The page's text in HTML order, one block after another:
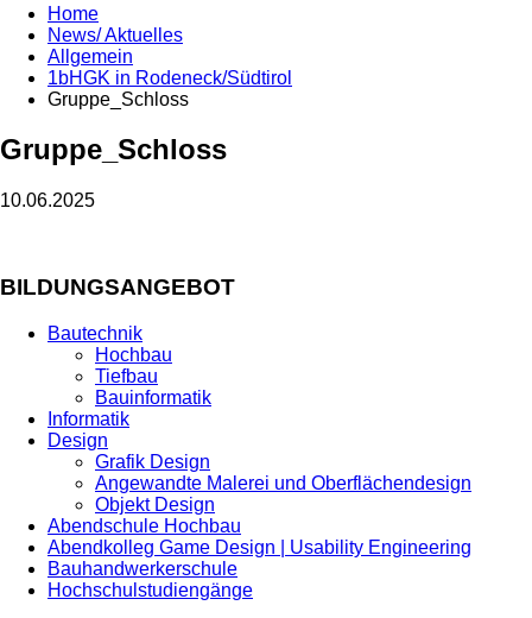
Home
News/ Aktuelles
Allgemein
1bHGK in Rodeneck/Südtirol
Gruppe_Schloss
Gruppe_Schloss
10.06.2025
BILDUNGSANGEBOT
Bautechnik
Hochbau
Tiefbau
Bauinformatik
Informatik
Design
Grafik Design
Angewandte Malerei und Oberflächendesign
Objekt Design
Abendschule Hochbau
Abendkolleg Game Design | Usability Engineering
Bauhandwerkerschule
Hochschulstudiengänge